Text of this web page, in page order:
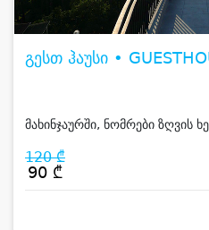
გესთ ჰაუსი •
მახინჯაურში, ნომრები ზღვის
120 ₾
90 ₾